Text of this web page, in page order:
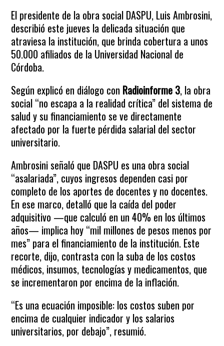
El presidente de la obra social DASPU, Luis Ambrosini,
describió este jueves la delicada situación que
atraviesa la institución, que brinda cobertura a unos
50.000 afiliados de la Universidad Nacional de
Córdoba.
Según explicó en diálogo con Radioinforme 3, la obra
social “no escapa a la realidad crítica” del sistema de
salud y su financiamiento se ve directamente
afectado por la fuerte pérdida salarial del sector
universitario.
Ambrosini señaló que DASPU es una obra social
“asalariada”, cuyos ingresos dependen casi por
completo de los aportes de docentes y no docentes.
En ese marco, detalló que la caída del poder
adquisitivo —que calculó en un 40% en los últimos
años— implica hoy “mil millones de pesos menos por
mes” para el financiamiento de la institución. Este
recorte, dijo, contrasta con la suba de los costos
médicos, insumos, tecnologías y medicamentos, que
se incrementaron por encima de la inflación.
“Es una ecuación imposible: los costos suben por
encima de cualquier indicador y los salarios
universitarios, por debajo”, resumió.